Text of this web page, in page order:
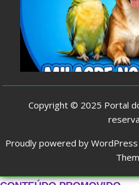
Copyright © 2025 Portal
Proudly powered by WordPress